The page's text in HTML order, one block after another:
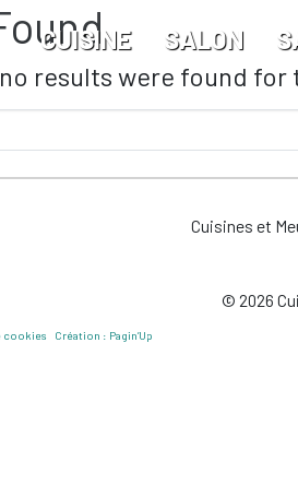
CUISINE SALON
results were found
Cuisines et
© 2026
cookies Création : Pagin’Up